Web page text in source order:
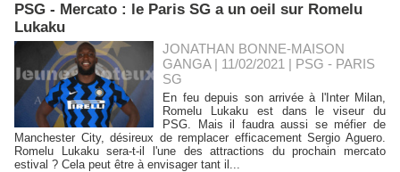
PSG - Mercato : le Paris SG a un oeil sur Romelu
Lukaku
JONATHAN BONNE-MAISON
GANGA | 11/02/2021 | PSG - PARIS
SG
En feu depuis son arrivée à l'Inter Milan,
Romelu Lukaku est dans le viseur du
PSG. Mais il faudra aussi se méfier de
Manchester City, désireux de remplacer efficacement Sergio Aguero.
Romelu Lukaku sera-t-il l'une des attractions du prochain mercato
estival ? Cela peut être à envisager tant il...